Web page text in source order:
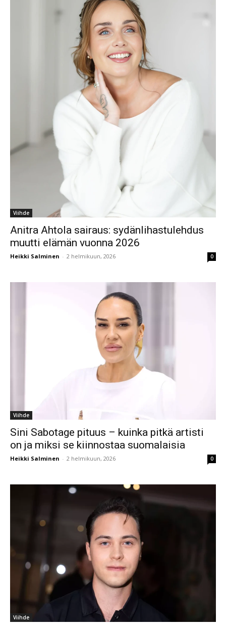
Viihde
Anitra Ahtola sairaus: sydänlihastulehdus
muutti elämän vuonna 2026
Heikki Salminen - 2 helmikuun, 2026 0
Viihde
Sini Sabotage pituus – kuinka pitkä artisti
on ja miksi se kiinnostaa suomalaisia
Heikki Salminen - 2 helmikuun, 2026 0
Viihde